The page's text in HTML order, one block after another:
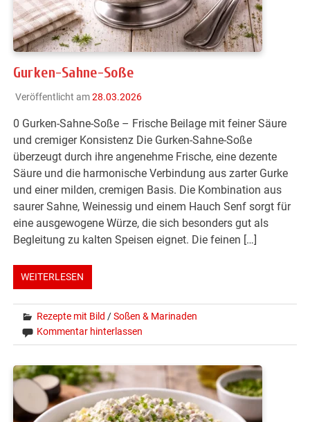
Gurken-Sahne-Soße
Veröffentlicht am28.03.2026
0 Gurken-Sahne-Soße – Frische Beilage mit feiner Säure
und cremiger Konsistenz Die Gurken-Sahne-Soße
überzeugt durch ihre angenehme Frische, eine dezente
Säure und die harmonische Verbindung aus zarter Gurke
und einer milden, cremigen Basis. Die Kombination aus
saurer Sahne, Weinessig und einem Hauch Senf sorgt für
eine ausgewogene Würze, die sich besonders gut als
Begleitung zu kalten Speisen eignet. Die feinen […]
WEITERLESEN
Rezepte mit Bild /Soßen & Marinaden
Kommentar hinterlassen